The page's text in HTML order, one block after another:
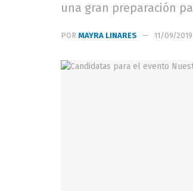
una gran preparación
POR MAYRA LINARES 11/09/2019